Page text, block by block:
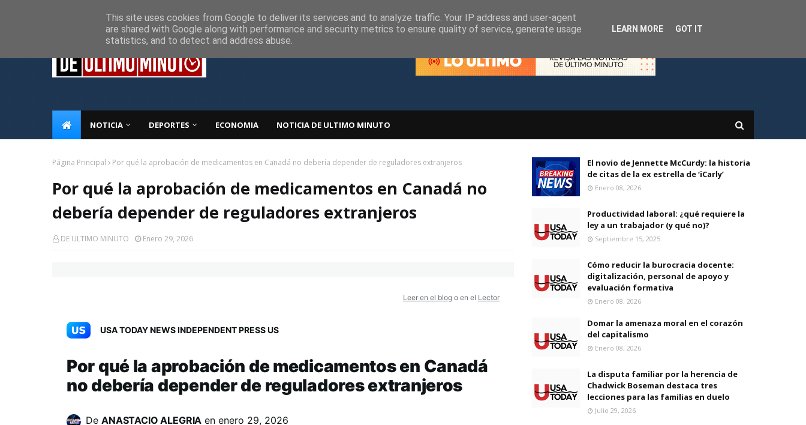
NOTICIA DEPORTES ECONOMIA NOTICIA DE ULTIMO MINUTO
Página Principal Por qué la aprobación de medicamentos en Canadá no debería depender de reguladores extranjeros
Por qué la aprobación de medicamentos en Canadá no
debería depender de reguladores extranjeros
DE ULTIMO MINUTO Enero 29, 2026
Leer en el blog o en el Lector
USA TODAY NEWS INDEPENDENT PRESS US
Por qué la aprobación de medicamentos en Canadá
no debería depender de reguladores extranjeros
De ANASTACIO ALEGRIA enenero 29, 2026
El novio de Jennette McCurdy: la historia
de citas de la ex estrella de ‘iCarly’
Enero 08, 2026
Productividad laboral: ¿qué requiere la
ley a un trabajador (y qué no)?
Septiembre 15, 2025
Cómo reducir la burocracia docente:
digitalización, personal de apoyo y
evaluación formativa
Enero 08, 2026
Domar la amenaza moral en el corazón
del capitalismo
Enero 08, 2026
La disputa familiar por la herencia de
Chadwick Boseman destaca tres
lecciones para las familias en duelo
Julio 29, 2026
This site uses cookies from Google to deliver its services and to analyze traffic. Your IP address and user-agent
are shared with Google along with performance and security metrics to ensure quality of service, generate usage
statistics, and to detect and address abuse.
LEARN MORE GOT IT